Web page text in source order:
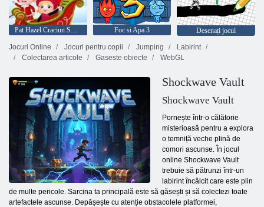
Foc si Apa 3
Desenați jocul
Jocuri Online
Jocuri pentru copii Jumping
Labirint
Colectarea articole
Gaseste obiecte WebGL
Shockwave Vault
Shockwave Vault
Pornește într-o călătorie
misterioasă pentru a explora
o temniță veche plină de
comori ascunse. În jocul
online Shockwave Vault
trebuie să pătrunzi într-un
labirint încâlcit care este plin
de multe pericole. Sarcina ta principală este să găsești și să colectezi toate
artefactele ascunse. Depășește cu atenție obstacolele platformei,